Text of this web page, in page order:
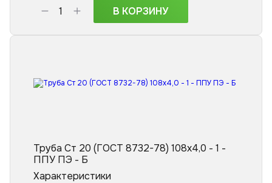
В КОРЗИНУ
Труба Ст 20 (ГОСТ 8732-78) 108x4,0 - 1 -
ППУ ПЭ - Б
Характеристики